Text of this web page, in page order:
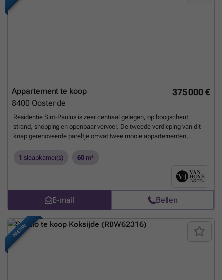
375 000 €
Appartement te koop
8400 Oostende
Residentie Sint-Paulus is zeer centraal gelegen, op boogscheut
strand, shopping en openbaar vervoer. De tweede verdieping van dit
knap gerenoveerde pareltje omvat twee mooie appartementen,
bewoonbare oppervlakte van 60m2 met een prachtig zonneterras van
met gastentoilet, lichtrijke woonkamer, open ingerichte keuken, één
slaapkamer, moderne badkamer met instapdouche, bergruimte en
een magnifiek terras. De volledige residentie werd kwaliteitsvol en
energetisch gerenoveerd met vloerverwarming, warmtepomp, massief
eiken parket, kwaliteitstoestellen, .. Oplevering voorzien oktober 2026
- VER-NIEUWBOUW, MAAR VERKOOP ONDER REGISTRATIE!
weten?
1 slaapkamer(s) 60 m²
E-mail Bellen
NIEUW